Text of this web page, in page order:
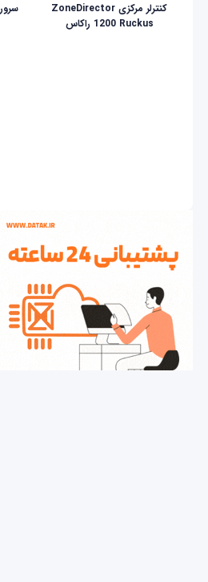
کنترلر مرکزی ZoneDirector
1200 Ruckus راکاس